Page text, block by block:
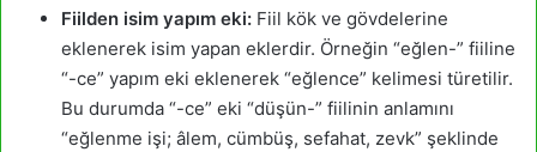
Fiilden isim yapım eki: Fiil kök ve gövdelerine
eklenerek isim yapan eklerdir. Örneğin “eğlen-” fiiline
“-ce” yapım eki eklenerek “eğlence” kelimesi türetilir.
Bu durumda “-ce” eki “düşün-” fiilinin anlamını
“eğlenme işi; âlem, cümbüş, sefahat, zevk” şeklinde